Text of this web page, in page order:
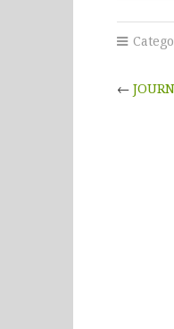
←